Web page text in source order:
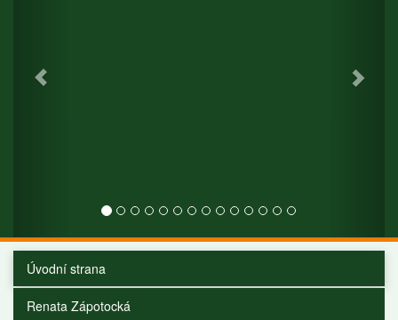
Úvodní strana
Renata Zápotocká